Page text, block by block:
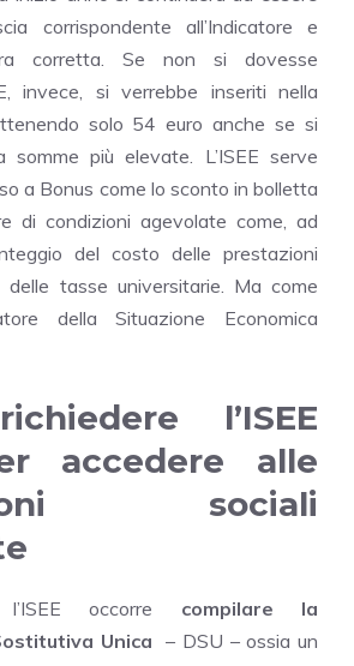
corrispondente all’Indicatore e
corretta. Se non si dovesse
invece, si verrebbe inseriti nella
solo 54 euro anche se si
più elevate. L’ISEE serve
a Bonus come lo sconto in bolletta
di condizioni agevolate come, ad
del costo delle prestazioni
tasse universitarie. Ma come
della Situazione Economica
l’ISEE
accedere alle
sociali
occorre compilare la
Unica – DSU – ossia un